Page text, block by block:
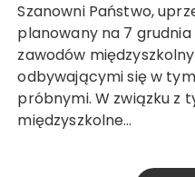
Szanowni Państwo, uprzejmie informujemy, że
planowany na 7
zawodów
odbywającymi się w
próbnymi. W związku z
międzyszkolne…